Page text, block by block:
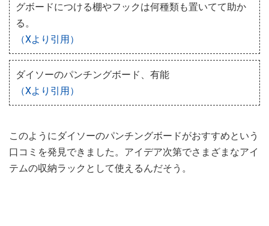
グボードにつける棚やフックは何種類も置いてて助か
る。
（Xより引用）
ダイソーのパンチングボード、有能
（Xより引用）
このようにダイソーのパンチングボードがおすすめという
口コミを発見できました。アイデア次第でさまざまなアイ
テムの収納ラックとして使えるんだそう。